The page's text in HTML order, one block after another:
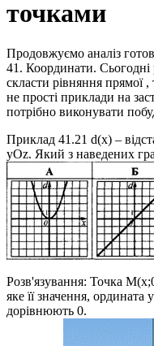
точками
Продовжуємо аналіз
41. Координати. Сьогодні
скласти рівняння прямої
не прості приклади на
потрібно виконувати
Приклад 41.21 d(x) –
yOz. Який з наведених
Розв'язування: Точка
яке її значення, ордината y
дорівнюють 0.